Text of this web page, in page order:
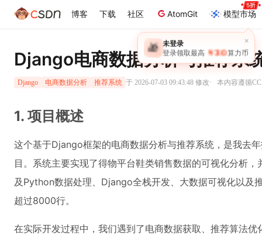
博客 下载 社区 AtomGit 模型市场
Django电商数据分析与推荐系
Django 电商数据分析 推荐系统 于 2026-07-03 09:43:48 修改· 本内容遵循
1. 项目概述
这个基于Django框架的电商数据分析与推荐系统，是我去
目。系统主要实现了得物平台鞋类销售数据的可视化分析
及Python数据处理、Django全栈开发、大数据可视化以及
超过8000行。
在实际开发过程中，我们遇到了电商数据获取、推荐算法